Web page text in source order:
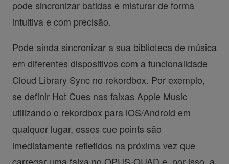
pode sincronizar batidas e misturar de forma
intuitiva e com precisão.
Pode ainda sincronizar a sua biblioteca de música
em diferentes dispositivos com a funcionalidade
Cloud Library Sync no rekordbox. Por exemplo,
se definir Hot Cues nas faixas Apple Music
utilizando o rekordbox para iOS/Android em
qualquer lugar, esses cue points são
imediatamente refletidos na próxima vez que
carregar uma faixa no OPUS-QUAD e, por isso, a